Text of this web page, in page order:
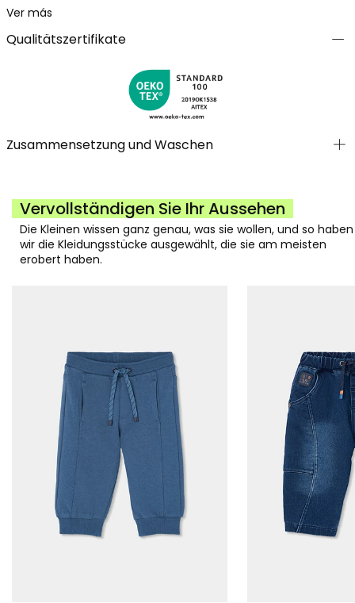
Ver más
Qualitätszertifikate
Zusammensetzung und Waschen
Vervollständigen Sie Ihr Aussehen
Die Kleinen wissen ganz genau, was sie wollen, und so haben
wir die Kleidungsstücke ausgewählt, die sie am meisten
erobert haben.